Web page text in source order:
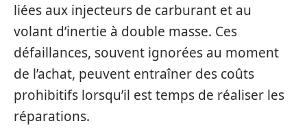
liées aux injecteurs de carburant et au
volant d’inertie à double masse. Ces
défaillances, souvent ignorées au moment
de l’achat, peuvent entraîner des coûts
prohibitifs lorsqu’il est temps de réaliser les
réparations.